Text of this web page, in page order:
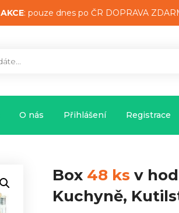
AKCE: pouze dnes po ČR DOPRAVA
O nás Přihlášení Registrace
Box 48 ks v
Kuchyně,